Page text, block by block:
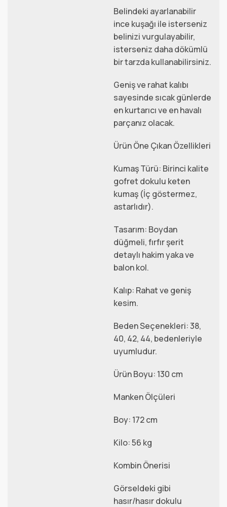
Belindeki ayarlanabilir
ince kuşağı ile isterseniz
belinizi vurgulayabilir,
isterseniz daha dökümlü
bir tarzda kullanabilirsiniz.
Geniş ve rahat kalıbı
sayesinde sıcak günlerde
en kurtarıcı ve en havalı
parçanız olacak.
Ürün Öne Çıkan Özellikleri
Kumaş Türü: Birinci kalite
gofret dokulu keten
kumaş (İç göstermez,
astarlıdır).
Tasarım: Boydan
düğmeli, fırfır şerit
detaylı hakim yaka ve
balon kol.
Kalıp: Rahat ve geniş
kesim.
Beden Seçenekleri: 38,
40, 42, 44, bedenleriyle
uyumludur.
Ürün Boyu: 130 cm
Manken Ölçüleri
Boy: 172 cm
Kilo: 56 kg
Kombin Önerisi
Görseldeki gibi
hasır/hasır dokulu